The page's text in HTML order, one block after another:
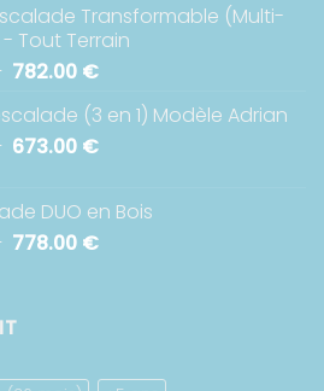
prix :
426.00 €
à
918.00 €
Transformable (Multi-
Tout Terrain
782.00 €Plage
prix :
422.00 €
782.00 €
(3 en 1) Modèle Adrian
673.00 €Plage
264.00 €
à
DUO en Bois
778.00 €Plage